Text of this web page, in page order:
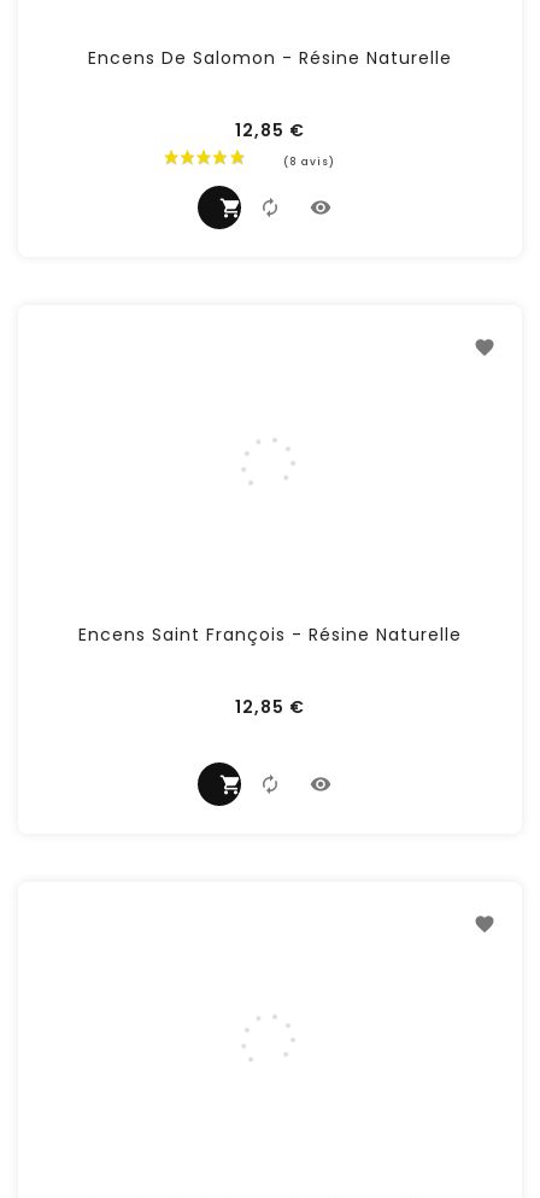
Encens De Salomon - Résine Naturelle
12,85 €
Encens Saint François - Résine Naturelle
12,85 €